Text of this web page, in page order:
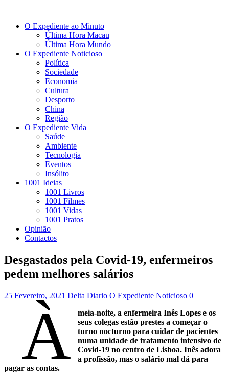
O Expediente ao Minuto
Última Hora Macau
Última Hora Mundo
O Expediente Noticioso
Política
Sociedade
Economia
Cultura
Desporto
China
Região
O Expediente Vida
Saúde
Ambiente
Tecnologia
Eventos
Insólito
1001 Ideias
1001 Livros
1001 Filmes
1001 Vidas
1001 Pratos
Opinião
Contactos
Desgastados pela Covid-19, enfermeiros
pedem melhores salários
25 Fevereiro, 2021 Delta Diario O Expediente Noticioso 0
À
meia-noite, a enfermeira Inês Lopes e os
seus colegas estão prestes a começar o
turno nocturno para cuidar de pacientes
numa unidade de tratamento intensivo de
Covid-19 no centro de Lisboa. Inês adora
a profissão, mas o salário mal dá para
pagar as contas.